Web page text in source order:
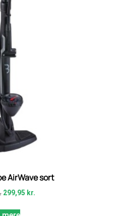
AirWave sort
299,95 kr.